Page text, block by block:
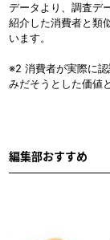
データより、調査デ
紹介した消費者と類
います。
※2 消費者が実際に
みだそうとした価値
編集部おすすめ